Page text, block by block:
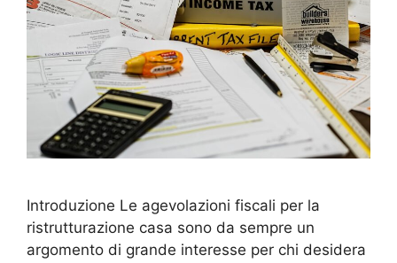
Introduzione Le agevolazioni fiscali per la
ristrutturazione casa sono da sempre un
argomento di grande interesse per chi desidera